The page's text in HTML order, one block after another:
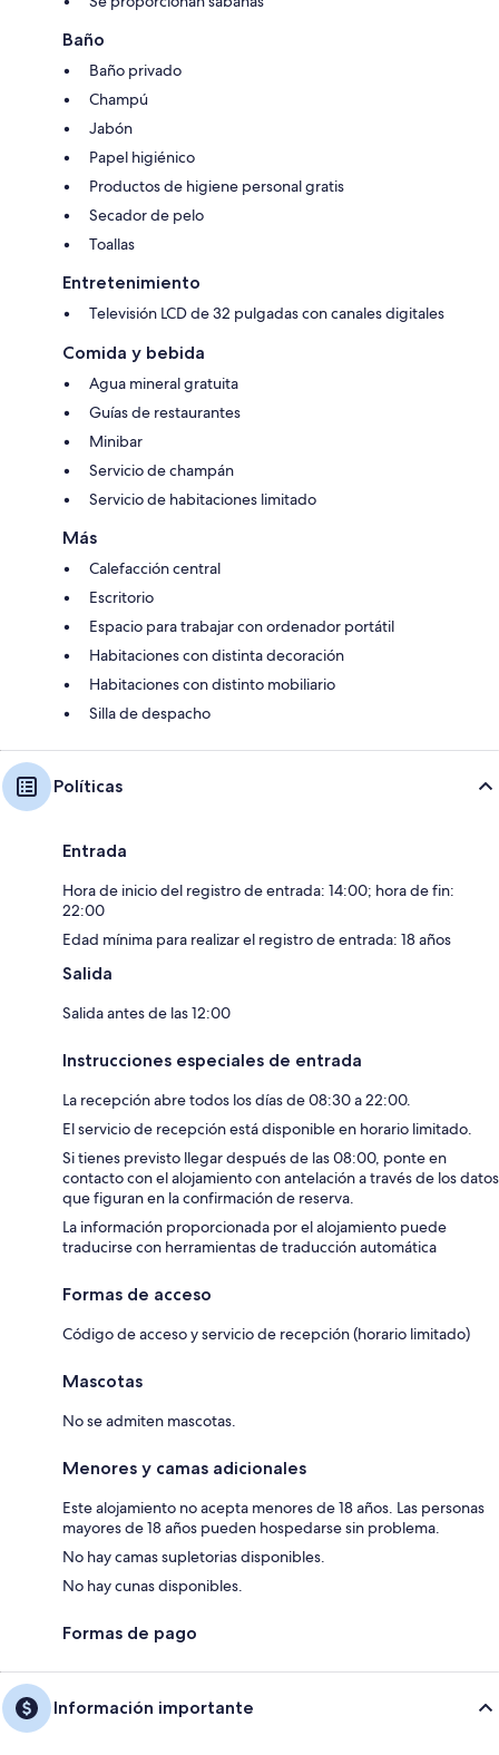
Baño
Baño privado
Champú
Jabón
Papel higiénico
Productos de higiene personal gratis
Secador de pelo
Toallas
Entretenimiento
Televisión LCD de 32 pulgadas con canales digitales
Comida y bebida
Agua mineral gratuita
Guías de restaurantes
Minibar
Servicio de champán
Servicio de habitaciones limitado
Más
Calefacción central
Escritorio
Espacio para trabajar con ordenador portátil
Habitaciones con distinta decoración
Habitaciones con distinto mobiliario
Silla de despacho
Políticas
Entrada
Hora de inicio del registro de entrada: 14:00; hora de fin:
22:00
Edad mínima para realizar el registro de entrada: 18 años
Salida
Salida antes de las 12:00
Instrucciones especiales de entrada
La recepción abre todos los días de 08:30 a 22:00.
El servicio de recepción está disponible en horario limitado.
Si tienes previsto llegar después de las 08:00, ponte en
contacto con el alojamiento con antelación a través de los datos
que figuran en la confirmación de reserva.
La información proporcionada por el alojamiento puede
traducirse con herramientas de traducción automática
Formas de acceso
Código de acceso y servicio de recepción (horario limitado)
Mascotas
No se admiten mascotas.
Menores y camas adicionales
Este alojamiento no acepta menores de 18 años. Las personas
mayores de 18 años pueden hospedarse sin problema.
No hay camas supletorias disponibles.
No hay cunas disponibles.
Formas de pago
Información importante